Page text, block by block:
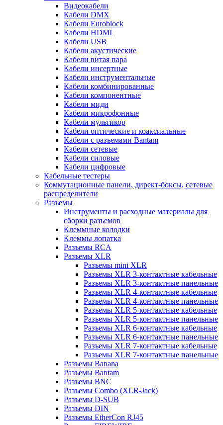
Видеокабели
Кабели DMX
Кабели Euroblock
Кабели HDMI
Кабели USB
Кабели акустические
Кабели витая пара
Кабели инсертные
Кабели инструментальные
Кабели комбинированные
Кабели компонентные
Кабели миди
Кабели микрофонные
Кабели мультикор
Кабели оптические и коаксиальные
Кабели с разъемами Bantam
Кабели сетевые
Кабели силовые
Кабели цифровые
Кабельные тестеры
Коммутационные панели, директ-боксы, сетевые
распределители
Разъемы
Инструменты и расходные материалы для
сборки разъемов
Клеммные колодки
Клеммы лопатка
Разъемы RCA
Разъемы XLR
Разъемы mini XLR
Разъемы XLR 3-контактные кабельные
Разъемы XLR 3-контактные панельные
Разъемы XLR 4-контактные кабельные
Разъемы XLR 4-контактные панельные
Разъемы XLR 5-контактные кабельные
Разъемы XLR 5-контактные панельные
Разъемы XLR 6-контактные кабельные
Разъемы XLR 6-контактные панельные
Разъемы XLR 7-контактные кабельные
Разъемы XLR 7-контактные панельные
Разъемы Banana
Разъемы Bantam
Разъемы BNC
Разъемы Combo (XLR-Jack)
Разъемы D-SUB
Разъемы DIN
Разъемы EtherCon RJ45